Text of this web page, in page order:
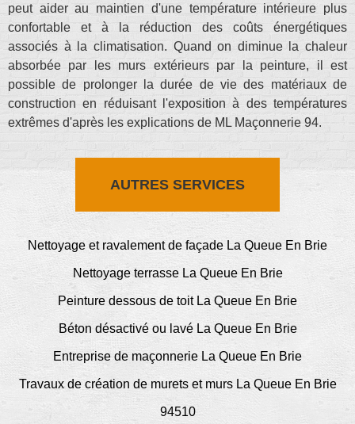
peut aider au maintien d'une température intérieure plus
confortable et à la réduction des coûts énergétiques
associés à la climatisation. Quand on diminue la chaleur
absorbée par les murs extérieurs par la peinture, il est
possible de prolonger la durée de vie des matériaux de
construction en réduisant l'exposition à des températures
extrêmes d'après les explications de ML Maçonnerie 94.
AUTRES SERVICES
Nettoyage et ravalement de façade La Queue En Brie
Nettoyage terrasse La Queue En Brie
Peinture dessous de toit La Queue En Brie
Béton désactivé ou lavé La Queue En Brie
Entreprise de maçonnerie La Queue En Brie
Travaux de création de murets et murs La Queue En Brie
94510